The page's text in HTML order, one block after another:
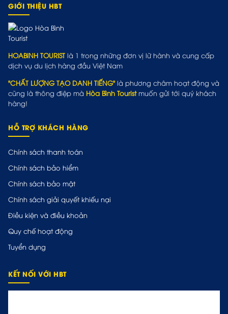
GIỚI THIỆU HBT
HOABINH TOURIST là 1 trong những đơn vị lữ hành và cung cấp
dịch vụ du lịch hàng đầu Việt Nam
"CHẤT LƯỢNG TẠO DANH TIẾNG" là phương châm hoạt động và
cũng là thông điệp mà Hòa Bình Touristmuốn gửi tới quý khách
hàng!
HỖ TRỢ KHÁCH HÀNG
Chính sách thanh toán
Chính sách bảo hiểm
Chính sách bảo mật
Chính sách giải quyết khiếu nại
Điều kiện và điều khoản
Quy chế hoạt động
Tuyển dụng
KẾT NỐI VỚI HBT